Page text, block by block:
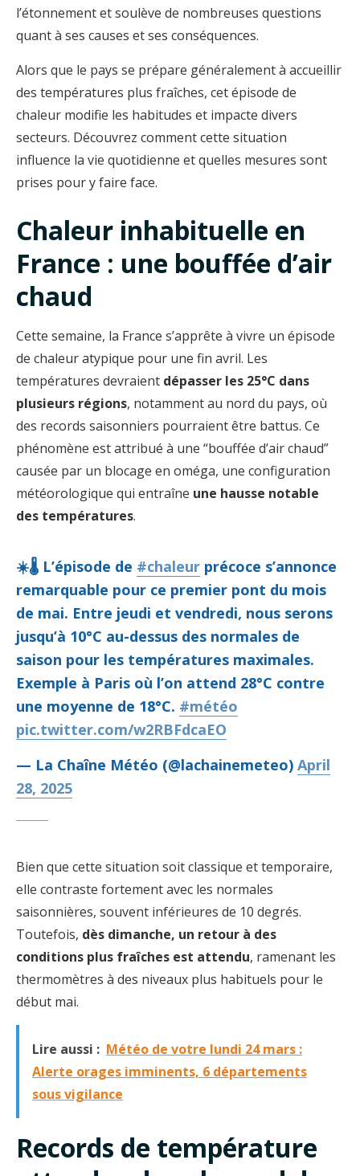
l’étonnement et soulève de nombreuses questions
quant à ses causes et ses conséquences.
Alors que le pays se prépare généralement à accueillir
des températures plus fraîches, cet épisode de
chaleur modifie les habitudes et impacte divers
secteurs. Découvrez comment cette situation
influence la vie quotidienne et quelles mesures sont
prises pour y faire face.
Chaleur inhabituelle en
France : une bouffée d’air
chaud
Cette semaine, la France s’apprête à vivre un épisode
de chaleur atypique pour une fin avril. Les
températures devraient dépasser les 25°C dans
plusieurs régions, notamment au nord du pays, où
des records saisonniers pourraient être battus. Ce
phénomène est attribué à une “bouffée d’air chaud”
causée par un blocage en oméga, une configuration
météorologique qui entraîne une hausse notable
des températures.
☀️🌡️ L’épisode de #chaleur précoce s’annonce
remarquable pour ce premier pont du mois
de mai. Entre jeudi et vendredi, nous serons
jusqu’à 10°C au-dessus des normales de
saison pour les températures maximales.
Exemple à Paris où l’on attend 28°C contre
une moyenne de 18°C. #météo
pic.twitter.com/w2RBFdcaEO
— La Chaîne Météo (@lachainemeteo) April
28, 2025
Bien que cette situation soit classique et temporaire,
elle contraste fortement avec les normales
saisonnières, souvent inférieures de 10 degrés.
Toutefois, dès dimanche, un retour à des
conditions plus fraîches est attendu, ramenant les
thermomètres à des niveaux plus habituels pour le
début mai.
Lire aussi : Météo de votre lundi 24 mars :
Alerte orages imminents, 6 départements
sous vigilance
Records de température